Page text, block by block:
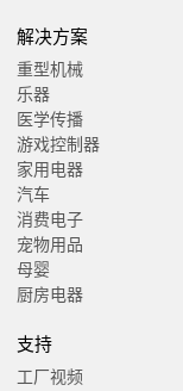
解决方案
重型机械
乐器
医学传播
游戏控制器
家用电器
汽车
消费电子
宠物用品
母婴
厨房电器
支持
工厂视频